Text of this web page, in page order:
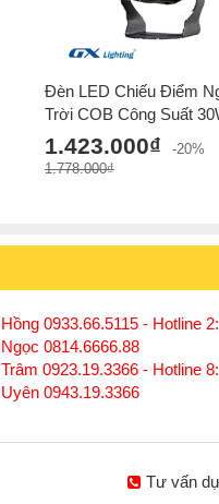
sáng góc chiếu nhỏ và
điểm nhấn và nâng cao
Đèn LED Chiếu Điểm
Trời COB Công Suất
1.423.000₫
-20%
1.778.000₫
0933.66.5115 - Hotline
0814.6666.88
0923.19.3366 - Hotline
0943.19.3366
Tư vấn